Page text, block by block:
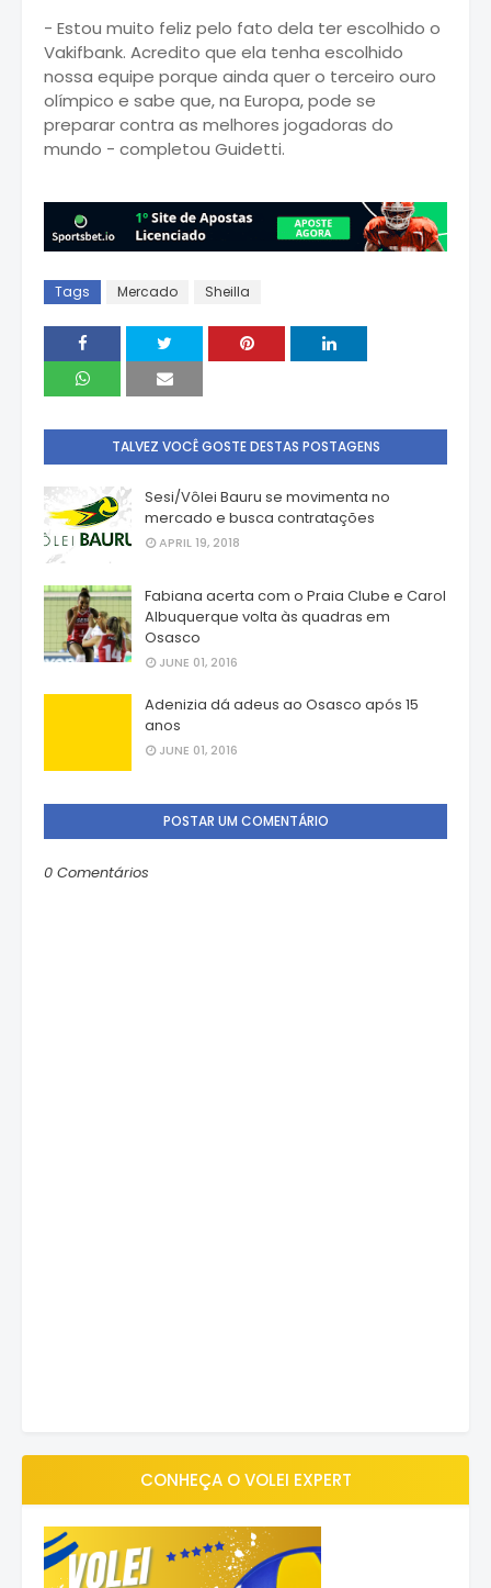
- Estou muito feliz pelo fato dela ter escolhido o
Vakifbank. Acredito que ela tenha escolhido
nossa equipe porque ainda quer o terceiro ouro
olímpico e sabe que, na Europa, pode se
preparar contra as melhores jogadoras do
mundo - completou Guidetti.
Tags Mercado Sheilla
TALVEZ VOCÊ GOSTE DESTAS POSTAGENS
Sesi/Vôlei Bauru se movimenta no
mercado e busca contratações
APRIL 19, 2018
Fabiana acerta com o Praia Clube e Carol
Albuquerque volta às quadras em
Osasco
JUNE 01, 2016
Adenizia dá adeus ao Osasco após 15
anos
JUNE 01, 2016
POSTAR UM COMENTÁRIO
0 Comentários
CONHEÇA O VOLEI EXPERT